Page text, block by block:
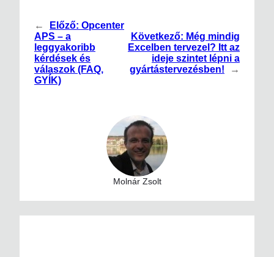
← Előző: Opcenter
APS – a
leggyakoribb
kérdések és
válaszok (FAQ,
GYÍK)
Következő: Még mindig
Excelben tervezel? Itt az
ideje szintet lépni a
gyártástervezésben!
→
Molnár Zsolt